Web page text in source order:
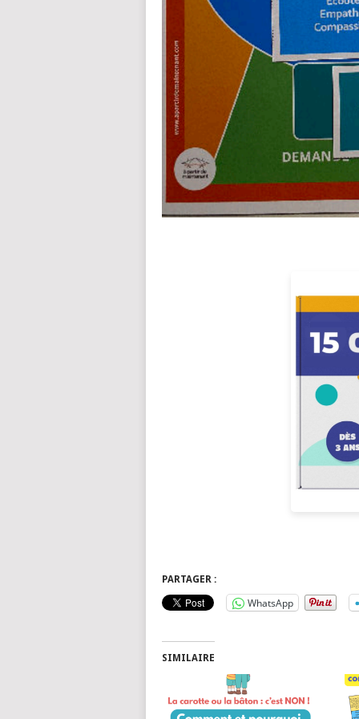
PARTAGER :
WhatsApp
SIMILAIRE